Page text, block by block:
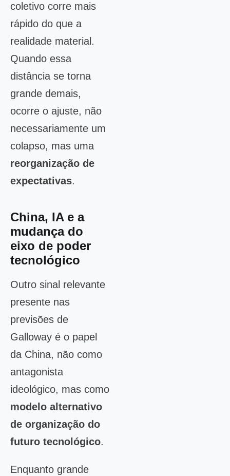
coletivo corre mais
rápido do que a
realidade material.
Quando essa
distância se torna
grande demais,
ocorre o ajuste, não
necessariamente um
colapso, mas uma
reorganização de
expectativas.
China, IA e a
mudança do
eixo de poder
tecnológico
Outro sinal relevante
presente nas
previsões de
Galloway é o papel
da China, não como
antagonista
ideológico, mas como
modelo alternativo
de organização do
futuro tecnológico.
Enquanto grande